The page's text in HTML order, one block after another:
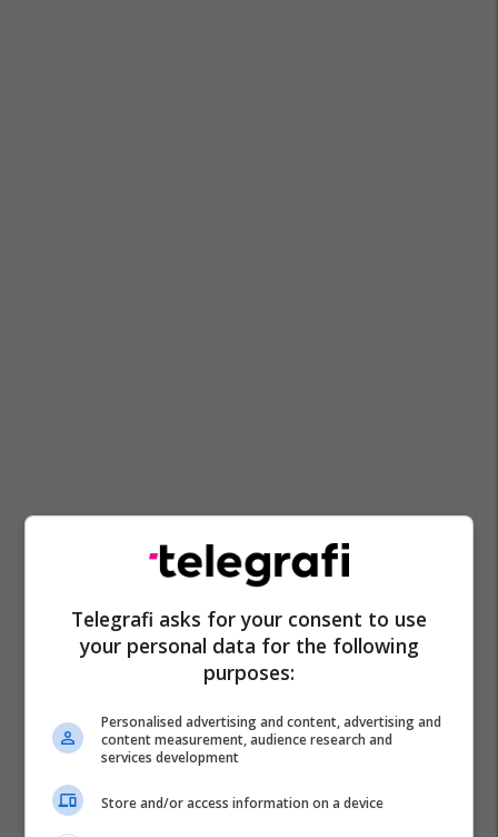
Telegrafi asks for your consent to use
your personal data for the following
purposes:
Personalised advertising and content, advertising and
content measurement, audience research and
services development
Store and/or access information on a device